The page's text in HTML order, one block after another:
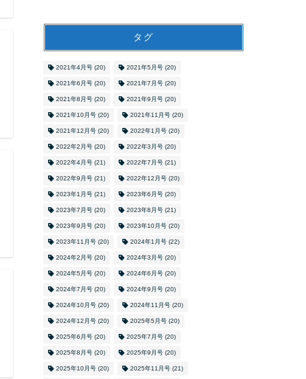
タグ
2021年4月号(20) 2021年5月号(20)
2021年6月号(20) 2021年7月号(20)
2021年8月号(20) 2021年9月号(20)
2021年10月号(20) 2021年11月号(20)
2021年12月号(20) 2022年1月号(20)
2022年2月号(20) 2022年3月号(20)
2022年4月号(21) 2022年7月号(21)
2022年9月号(21) 2022年12月号(20)
2023年1月号(21) 2023年6月号(20)
2023年7月号(20) 2023年8月号(21)
2023年9月号(20) 2023年10月号(20)
2023年11月号(20) 2024年1月号(22)
2024年2月号(20) 2024年3月号(20)
2024年5月号(20) 2024年6月号(20)
2024年7月号(20) 2024年9月号(20)
2024年10月号(20) 2024年11月号(20)
2024年12月号(20) 2025年5月号(20)
2025年6月号(20) 2025年7月号(20)
2025年8月号(20) 2025年9月号(20)
2025年10月号(20) 2025年11月号(21)